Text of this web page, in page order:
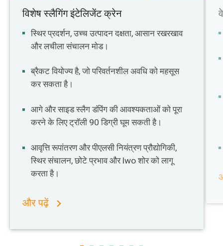
विशेष स्लैगिंग इंटेलिजेंट क्रेन
स्थिर प्रदर्शन, उच्च उत्पादन दक्षता, आसान रखरखाव
और लचीला संचालन मोड।
ब्रैकट वियोज्य है, जो परिवर्तनशील अवधि को महसूस
कर सकता है।
आगे और साइड स्लैग डंपिंग की आवश्यकताओं को पूरा
करने के लिए ट्रॉली 90 डिग्री घूम सकती है।
आवृत्ति रूपांतरण और पीएलसी नियंत्रण प्रौद्योगिकी,
स्थिर संचालन, छोटे प्रभाव और lwo शोर को लागू
करता है।
और पढ़ें